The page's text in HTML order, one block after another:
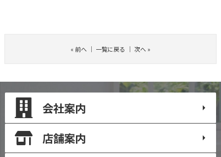
« 前へ｜ 一覧に戻る ｜ 次へ»
会社案内
店舗案内